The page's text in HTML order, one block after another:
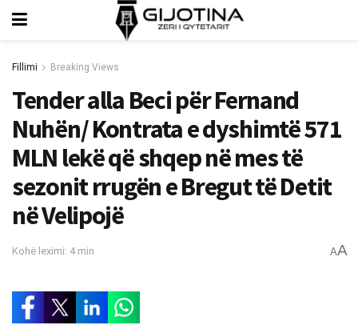
Fillimi Breaking Views
Tender alla Beci për Fernand
Nuhën/ Kontrata e dyshimtë 571
MLN lekë që shqep në mes të
sezonit rrugën e Bregut të Detit
në Velipojë
Kohë leximi: 4 min AA